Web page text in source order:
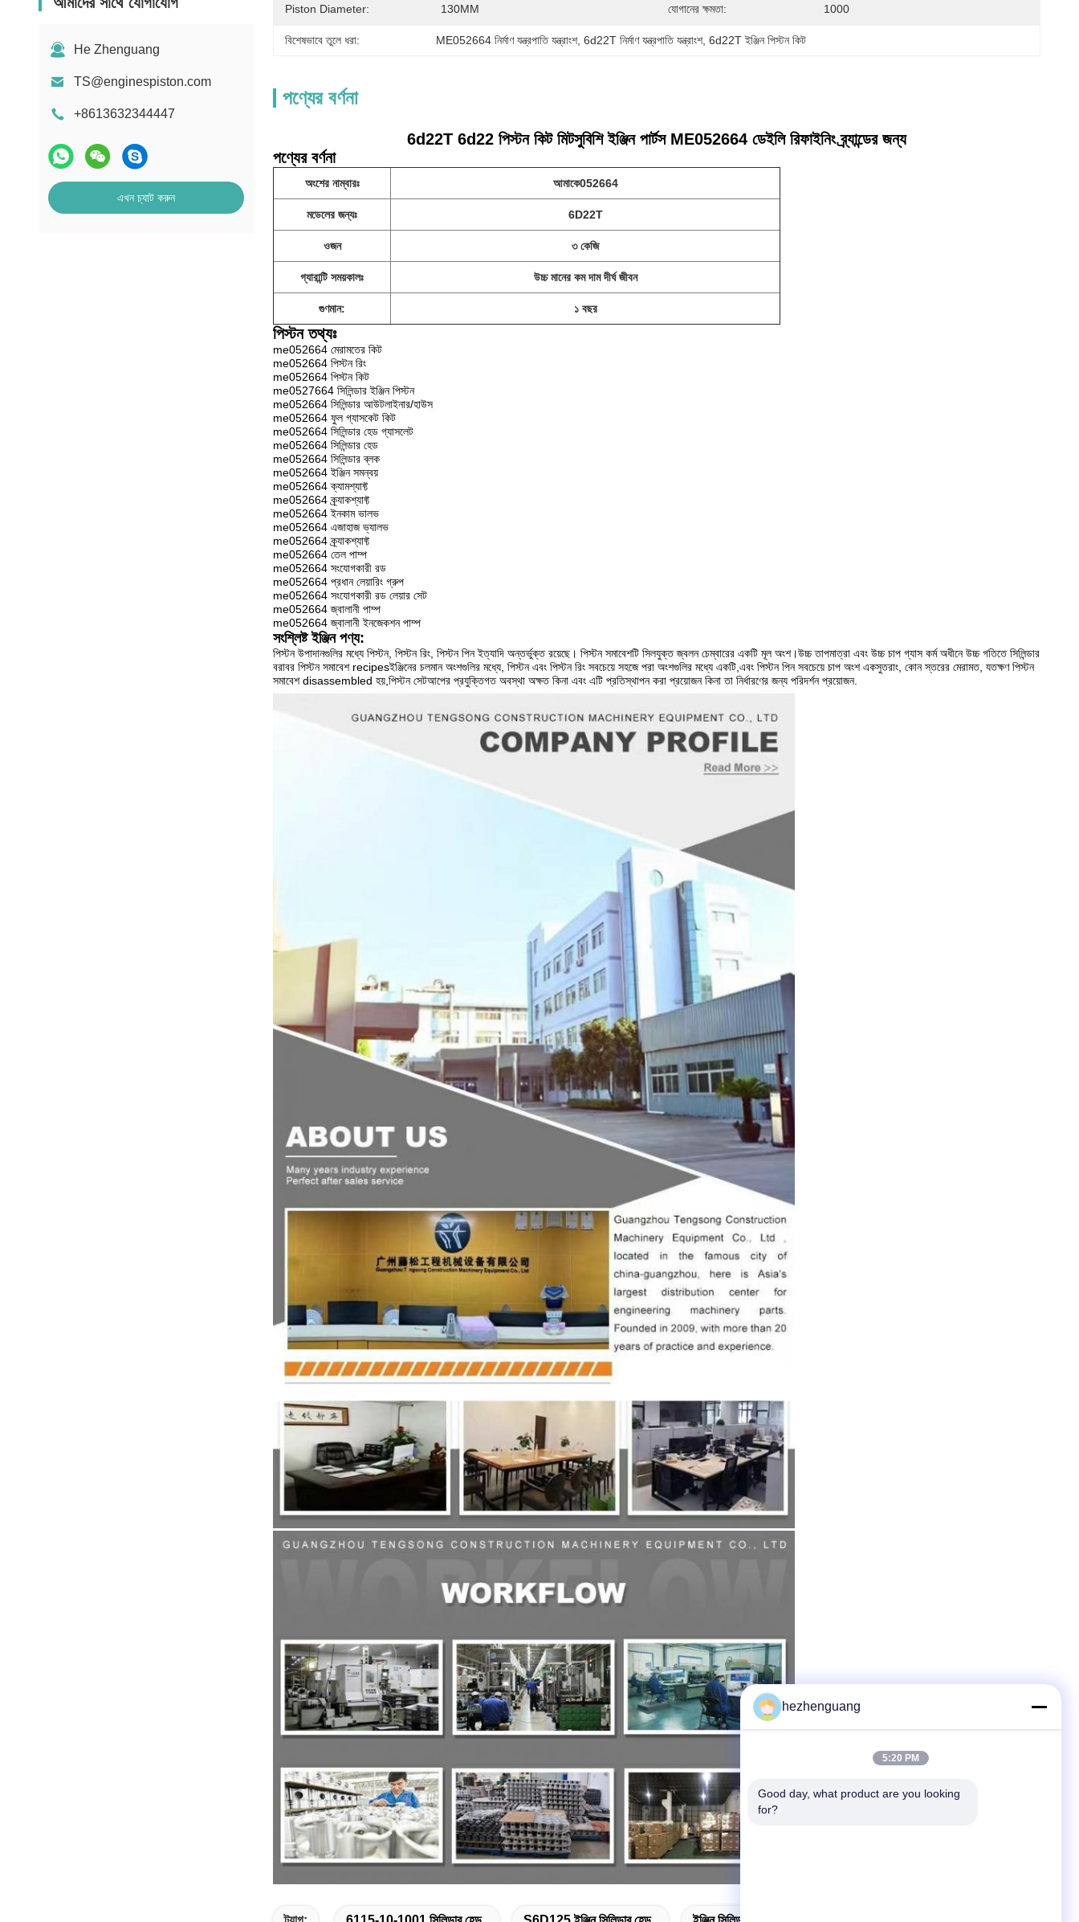
He Zhenguang
TS@enginespiston.com
+8613632344447
এখন চ্যাট করুন
Piston Diameter: 130MM যোগানের ক্ষমতা: 1000
বিশেষভাবে তুলে ধরা: ME052664 নির্মাণ যন্ত্রপাতি যন্ত্রাংশ, 6d22T নির্মাণ যন্ত্রপাতি যন্ত্রাংশ, 6d22T ইঞ্জিন পিস্টন কিট
পণ্যের বর্ণনা
6d22T 6d22 পিস্টন কিট মিটসুবিশি ইঞ্জিন পার্টস ME052664 ডেইলি রিফাইনিং ব্র্যান্ডের জন্য
পণ্যের বর্ণনা
অংশের নাম্বারঃ আমাকে052664
মডেলের জন্যঃ 6D22T
ওজন ৩ কেজি
গ্যারান্টি সময়কালঃ উচ্চ মানের কম দাম দীর্ঘ জীবন
গুণমান: ১ বছর
পিস্টন তথ্যঃ
me052664 মেরামতের কিট
me052664 পিস্টন রিং
me052664 পিস্টন কিট
me0527664 সিলিন্ডার ইঞ্জিন পিস্টন
me052664 সিলিন্ডার আউটলাইনার/হাউস
me052664 ফুল গ্যাসকেট কিট
me052664 সিলিন্ডার হেড গ্যাসলেট
me052664 সিলিন্ডার হেড
me052664 সিলিন্ডার ব্লক
me052664 ইঞ্জিন সমন্বয়
me052664 ক্যামশ্যাফ্ট
me052664 ক্র্যাকশ্যাফ্ট
me052664 ইনকাম ভালভ
me052664 এজাহাজ ভ্যালভ
me052664 ক্র্যাকশ্যাফ্ট
me052664 তেল পাম্প
me052664 সংযোগকারী রড
me052664 প্রধান লেয়ারিং গ্রুপ
me052664 সংযোগকারী রড লেয়ার সেট
me052664 জ্বালানী পাম্প
me052664 জ্বালানী ইনজেকশন পাম্প
সংশ্লিষ্ট ইঞ্জিন পণ্য:
পিস্টন উপাদানগুলির মধ্যে পিস্টন, পিস্টন রিং, পিস্টন পিন ইত্যাদি অন্তর্ভুক্ত রয়েছে। পিস্টন সমাবেশটি সিলযুক্ত জ্বলন চেম্বারের একটি মূল অংশ।উচ্চ তাপমাত্রা এবং উচ্চ চাপ গ্যাস কর্ম অধীনে উচ্চ গতিতে সিলিন্ডার
বরাবর পিস্টন সমাবেশ recipesইঞ্জিনের চলমান অংশগুলির মধ্যে, পিস্টন এবং পিস্টন রিং সবচেয়ে সহজে পরা অংশগুলির মধ্যে একটি,এবং পিস্টন পিন সবচেয়ে চাপ অংশ একসুতরাং, কোন স্তরের মেরামত, যতক্ষণ পিস্টন
সমাবেশ disassembled হয়,পিস্টন সেটআপের প্রযুক্তিগত অবস্থা অক্ষত কিনা এবং এটি প্রতিস্থাপন করা প্রয়োজন কিনা তা নির্ধারণের জন্য পরিদর্শন প্রয়োজন.
hezhenguang
5:20 PM
Good day, what product are you looking
for?